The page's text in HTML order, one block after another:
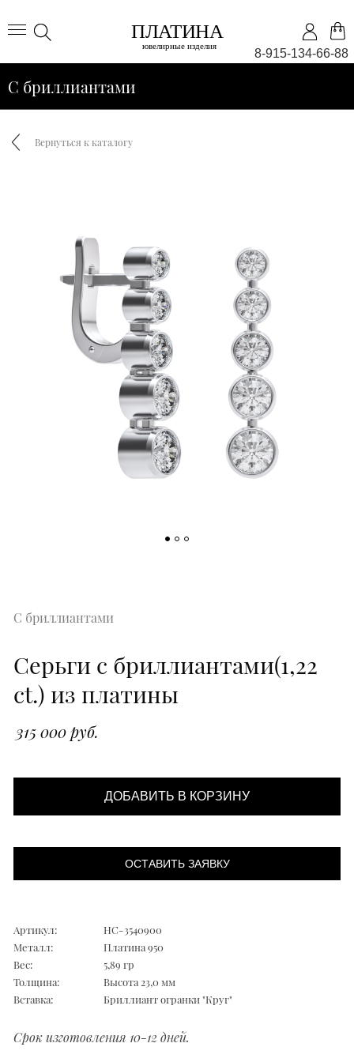
8-915-134-66-88
С бриллиантами
Вернуться к каталогу
С бриллиантами
Серьги с бриллиантами(1,22
ct.) из платины
315 000 руб.
ДОБАВИТЬ В КОРЗИНУ
ОСТАВИТЬ ЗАЯВКУ
Артикул:
НС-3540900
Металл:
Платина 950
Вес:
5,89 гр
Толщина:
Высота 23,0 мм
Вставка:
Бриллиант огранки "Круг"
Срок изготовления 10-12 дней.